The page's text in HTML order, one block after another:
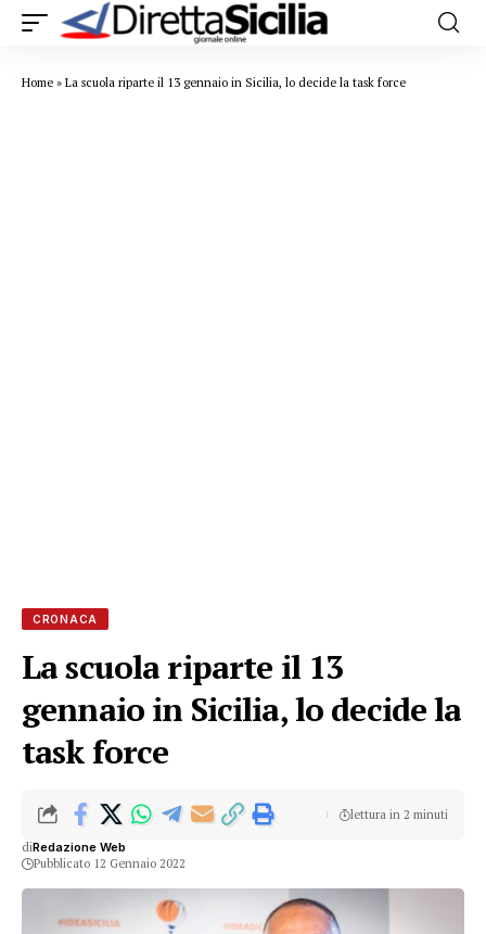
Home » La scuola riparte il 13 gennaio in Sicilia, lo decide la task force
CRONACA
La scuola riparte il 13
gennaio in Sicilia, lo decide la
task force
diRedazione Web
Pubblicato 12 Gennaio 2022
lettura in 2 minuti